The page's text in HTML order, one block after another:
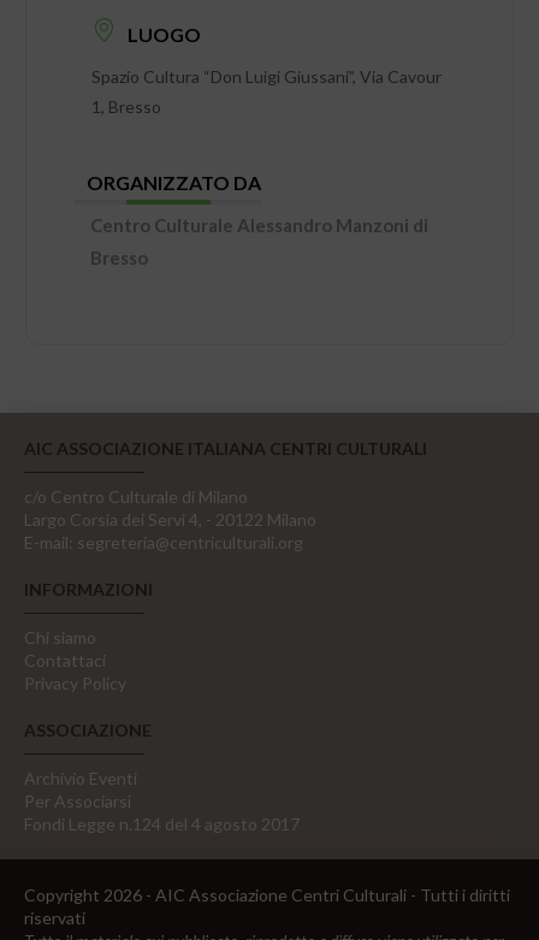
LUOGO
Spazio Cultura “Don Luigi Giussani”, Via Cavour
1, Bresso
ORGANIZZATO DA
Centro Culturale Alessandro Manzoni di
Bresso
AIC ASSOCIAZIONE ITALIANA CENTRI CULTURALI
c/o Centro Culturale di Milano
Largo Corsia dei Servi 4, - 20122 Milano
E-mail: segreteria@centriculturali.org
INFORMAZIONI
Chi siamo
Contattaci
Privacy Policy
ASSOCIAZIONE
Archivio Eventi
Per Associarsi
Fondi Legge n.124 del 4 agosto 2017
Copyright 2026 - AIC Associazione Centri Culturali - Tutti i diritti
riservati